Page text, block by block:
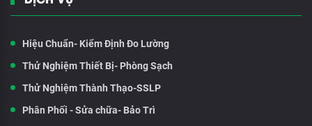
Hiệu Chuẩn- Kiểm Định Đo Lường
Thử Nghiệm Thiết Bị- Phòng Sạch
Thử Nghiệm Thành Thạo-SSLP
Phân Phối - Sửa chữa- Bảo Trì